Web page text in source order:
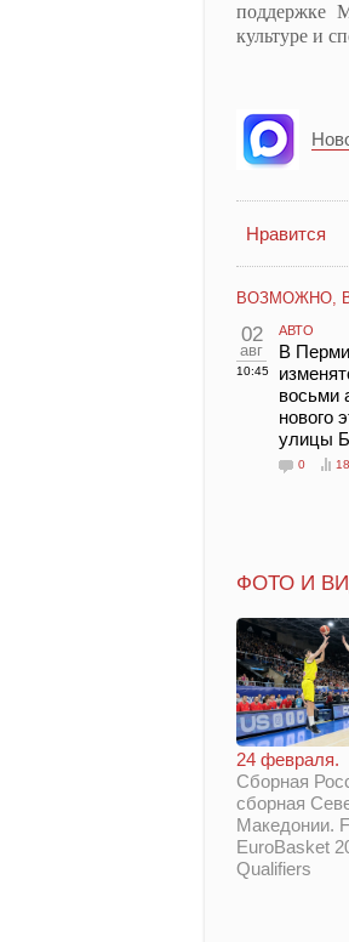
поддержке
культуре и
Нравится
ВОЗМОЖНО,
02
авг
10:45
АВТО
В Перми
восьми
нового
улицы
0
ФОТО И
24 февраля.
Сборная
сборная
Македонии.
EuroBasket
Qualifiers